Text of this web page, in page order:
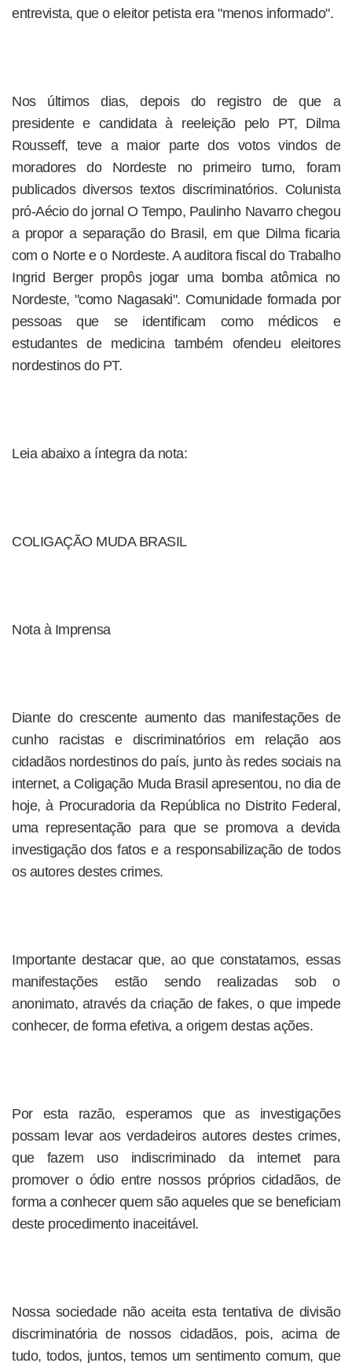
entrevista, que o eleitor petista era "menos informado".
Nos últimos dias, depois do registro de que a
presidente e candidata à reeleição pelo PT, Dilma
Rousseff, teve a maior parte dos votos vindos de
moradores do Nordeste no primeiro turno, foram
publicados diversos textos discriminatórios. Colunista
pró-Aécio do jornal O Tempo, Paulinho Navarro chegou
a propor a separação do Brasil, em que Dilma ficaria
com o Norte e o Nordeste. A auditora fiscal do Trabalho
Ingrid Berger propôs jogar uma bomba atômica no
Nordeste, "como Nagasaki". Comunidade formada por
pessoas que se identificam como médicos e
estudantes de medicina também ofendeu eleitores
nordestinos do PT.
Leia abaixo a íntegra da nota:
COLIGAÇÃO MUDA BRASIL
Nota à Imprensa
Diante do crescente aumento das manifestações de
cunho racistas e discriminatórios em relação aos
cidadãos nordestinos do país, junto às redes sociais na
internet, a Coligação Muda Brasil apresentou, no dia de
hoje, à Procuradoria da República no Distrito Federal,
uma representação para que se promova a devida
investigação dos fatos e a responsabilização de todos
os autores destes crimes.
Importante destacar que, ao que constatamos, essas
manifestações estão sendo realizadas sob o
anonimato, através da criação de fakes, o que impede
conhecer, de forma efetiva, a origem destas ações.
Por esta razão, esperamos que as investigações
possam levar aos verdadeiros autores destes crimes,
que fazem uso indiscriminado da internet para
promover o ódio entre nossos próprios cidadãos, de
forma a conhecer quem são aqueles que se beneficiam
deste procedimento inaceitável.
Nossa sociedade não aceita esta tentativa de divisão
discriminatória de nossos cidadãos, pois, acima de
tudo, todos, juntos, temos um sentimento comum, que